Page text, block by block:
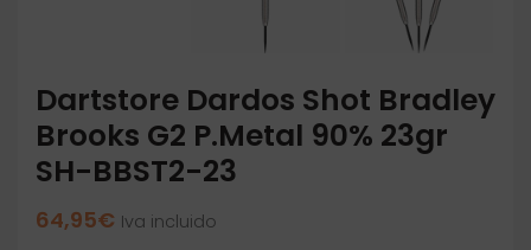
Dartstore Dardos Shot Bradley
Brooks G2 P.Metal 90% 23gr
SH-BBST2-23
64,95€ Iva incluido